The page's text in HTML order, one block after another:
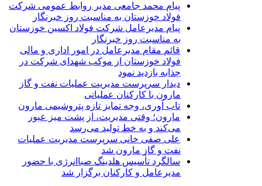
پیام محمد جامعی مدیر روابط عمومی شرکت
فولاد خوزستان به مناسبت روز خبرنگار
پیام مدیرعامل شرکت فولاد اکسین خوزستان
به مناسبت روز خبرنگار
قائم مقام مدیرعامل در امور اداری و مالی
فولاد خوزستان از موکب شهدای شرکت در
چذابه بازدید نمود
دیدار سرپرست مدیریت عملیات نفت و گاز
مارون با کارکنان عملیاتی
تاب آوری، وجه تمایز تازه پتروشیمی مارون
مارون؛ وقتی مدیریت، از پشت میز عبور
می‌کند و به خط تولید می‌رسد
علی صفی خانی سرپرست مدیریت عملیات
نفت و گاز مارون شد
سالگرد تأسیس هلدینگ صباانرژی با حضور
مدیرعامل و کارکنان برگزار شد